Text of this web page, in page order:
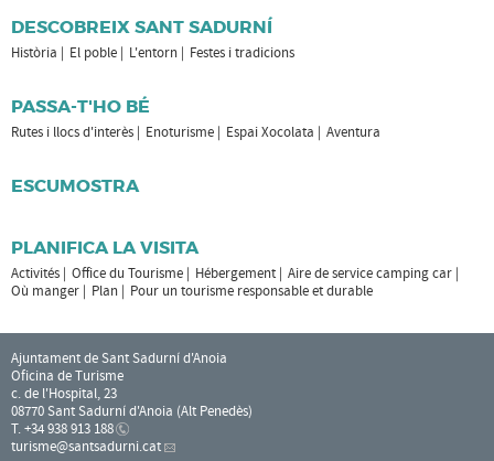
DESCOBREIX SANT SADURNÍ
Història El poble L'entorn Festes i tradicions
PASSA-T'HO BÉ
Rutes i llocs d'interès Enoturisme Espai Xocolata Aventura
ESCUMOSTRA
PLANIFICA LA VISITA
Activités Office du Tourisme Hébergement
Aire de service camping car
Où manger
Plan Pour un tourisme responsable et durable
Ajuntament de Sant Sadurní d'Anoia
Oficina de Turisme
c. de l'Hospital, 23
08770 Sant Sadurní d'Anoia (Alt Penedès)
T. +34 938 913 188
turisme@santsadurni.cat